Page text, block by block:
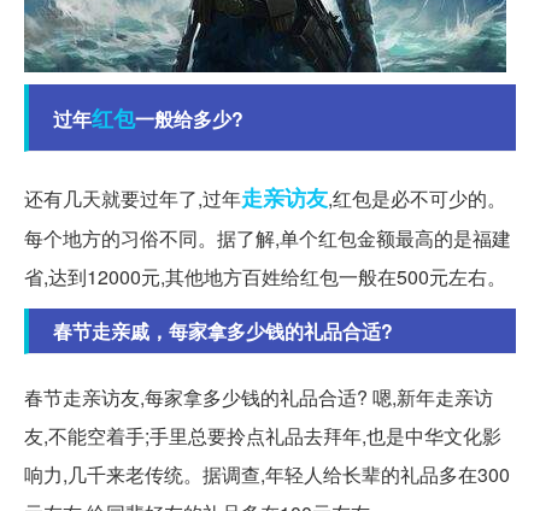
过年红包一般给多少?
还有几天就要过年了,过年走亲访友,红包是必不可少的。
每个地方的习俗不同。据了解,单个红包金额最高的是福建
省,达到12000元,其他地方百姓给红包一般在500元左右。
春节走亲戚，每家拿多少钱的礼品合适?
春节走亲访友,每家拿多少钱的礼品合适? 嗯,新年走亲访
友,不能空着手;手里总要拎点礼品去拜年,也是中华文化影
响力,几千来老传统。据调查,年轻人给长辈的礼品多在300